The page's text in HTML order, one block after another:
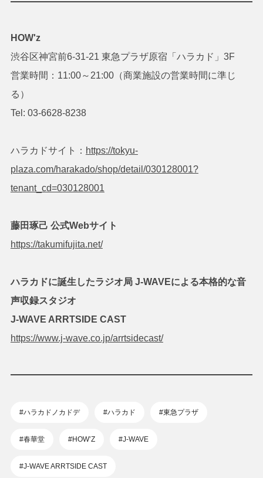
HOW'z
渋谷区神宮前6-31-21 東急プラザ原宿「ハラカド」3F
営業時間：11:00～21:00（商業施設の営業時間に準じ
る）
Tel: 03-6628-8238
ハラカドサイト： https://tokyu-
plaza.com/harakado/shop/detail/030128001?
tenant_cd=030128001
藤田琢己 公式Webサイト
https://takumifujita.net/
ハラカドに誕生したラジオ局 J-WAVEによる本格的な音
声収録スタジオ
J-WAVE ARRTSIDE CAST
https://www.j-wave.co.jp/arrtsidecast/
#ハラカドノカドデ #ハラカド #東急プラザ
#春華堂 #HOW’Z #J-WAVE
#J-WAVE ARRTSIDE CAST